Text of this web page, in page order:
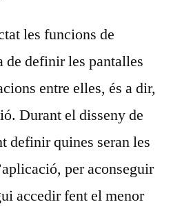
les funcions de
de definir les pantalles
entre elles, és a dir,
Durant el disseny de
definir quines seran les
per aconseguir
accedir fent el menor